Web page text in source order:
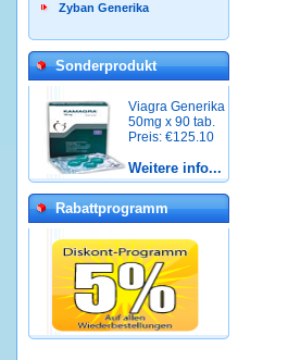
Zyban Generika
Sonderprodukt
Viagra Generika
50mg x 90 tab.
Preis: €125.10
Weitere info...
Rabattprogramm